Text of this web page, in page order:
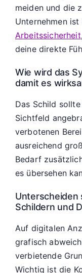
meiden und die
Unternehmen
Arbeitssicherheit
deine direkte
Wie wird das
damit es
Das Schild
Sichtfeld
verbotenen
ausreichend
Bedarf
es übersehen
Unterscheiden
Schildern und
Auf digitalen
grafisch
verbietende
Wichtig ist die